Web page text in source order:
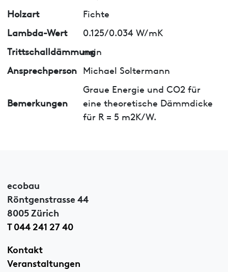
Holzart
Fichte
Lambda-Wert
0.125/0.034 W/mK
Trittschalldämmung
nein
Ansprechperson Michael Soltermann
Bemerkungen
Graue Energie und CO2 für
eine theoretische Dämmdicke
für R = 5 m2K/W.
ecobau
Röntgenstrasse 44
8005 Zürich
T 044 241 27 40
Kontakt
Veranstaltungen